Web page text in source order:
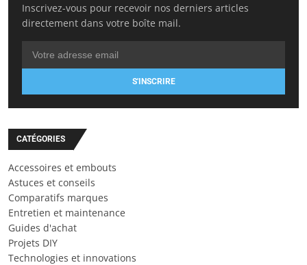
Inscrivez-vous pour recevoir nos derniers articles
directement dans votre boîte mail.
S'INSCRIRE
CATÉGORIES
Accessoires et embouts
Astuces et conseils
Comparatifs marques
Entretien et maintenance
Guides d'achat
Projets DIY
Technologies et innovations